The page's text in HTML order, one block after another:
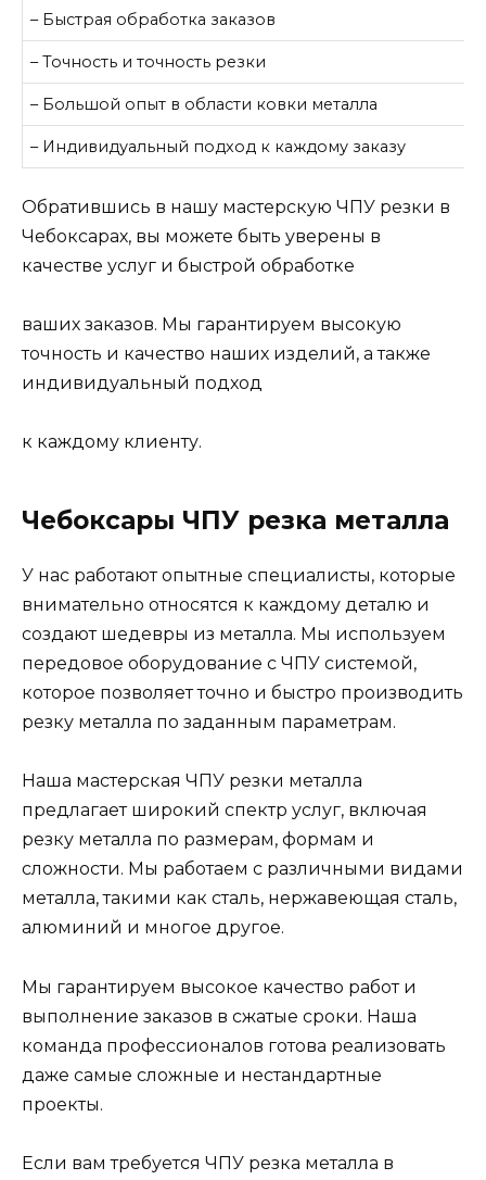
– Быстрая обработка заказов
– Точность и точность резки
– Большой опыт в области ковки металла
– Индивидуальный подход к каждому заказу
Обратившись в нашу мастерскую ЧПУ резки в
Чебоксарах, вы можете быть уверены в
качестве услуг и быстрой обработке
ваших заказов. Мы гарантируем высокую
точность и качество наших изделий, а также
индивидуальный подход
к каждому клиенту.
Чебоксары ЧПУ резка металла
У нас работают опытные специалисты, которые
внимательно относятся к каждому деталю и
создают шедевры из металла. Мы используем
передовое оборудование с ЧПУ системой,
которое позволяет точно и быстро производить
резку металла по заданным параметрам.
Наша мастерская ЧПУ резки металла
предлагает широкий спектр услуг, включая
резку металла по размерам, формам и
сложности. Мы работаем с различными видами
металла, такими как сталь, нержавеющая сталь,
алюминий и многое другое.
Мы гарантируем высокое качество работ и
выполнение заказов в сжатые сроки. Наша
команда профессионалов готова реализовать
даже самые сложные и нестандартные
проекты.
Если вам требуется ЧПУ резка металла в